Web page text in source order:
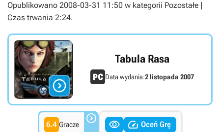
Opublikowano 2008-03-31 11:50 w kategorii Pozostałe |
Czas trwania 2:24.

Tabula Rasa
Data wydania:2 listopada 2007
6.4 Gracze    Oceń Grę